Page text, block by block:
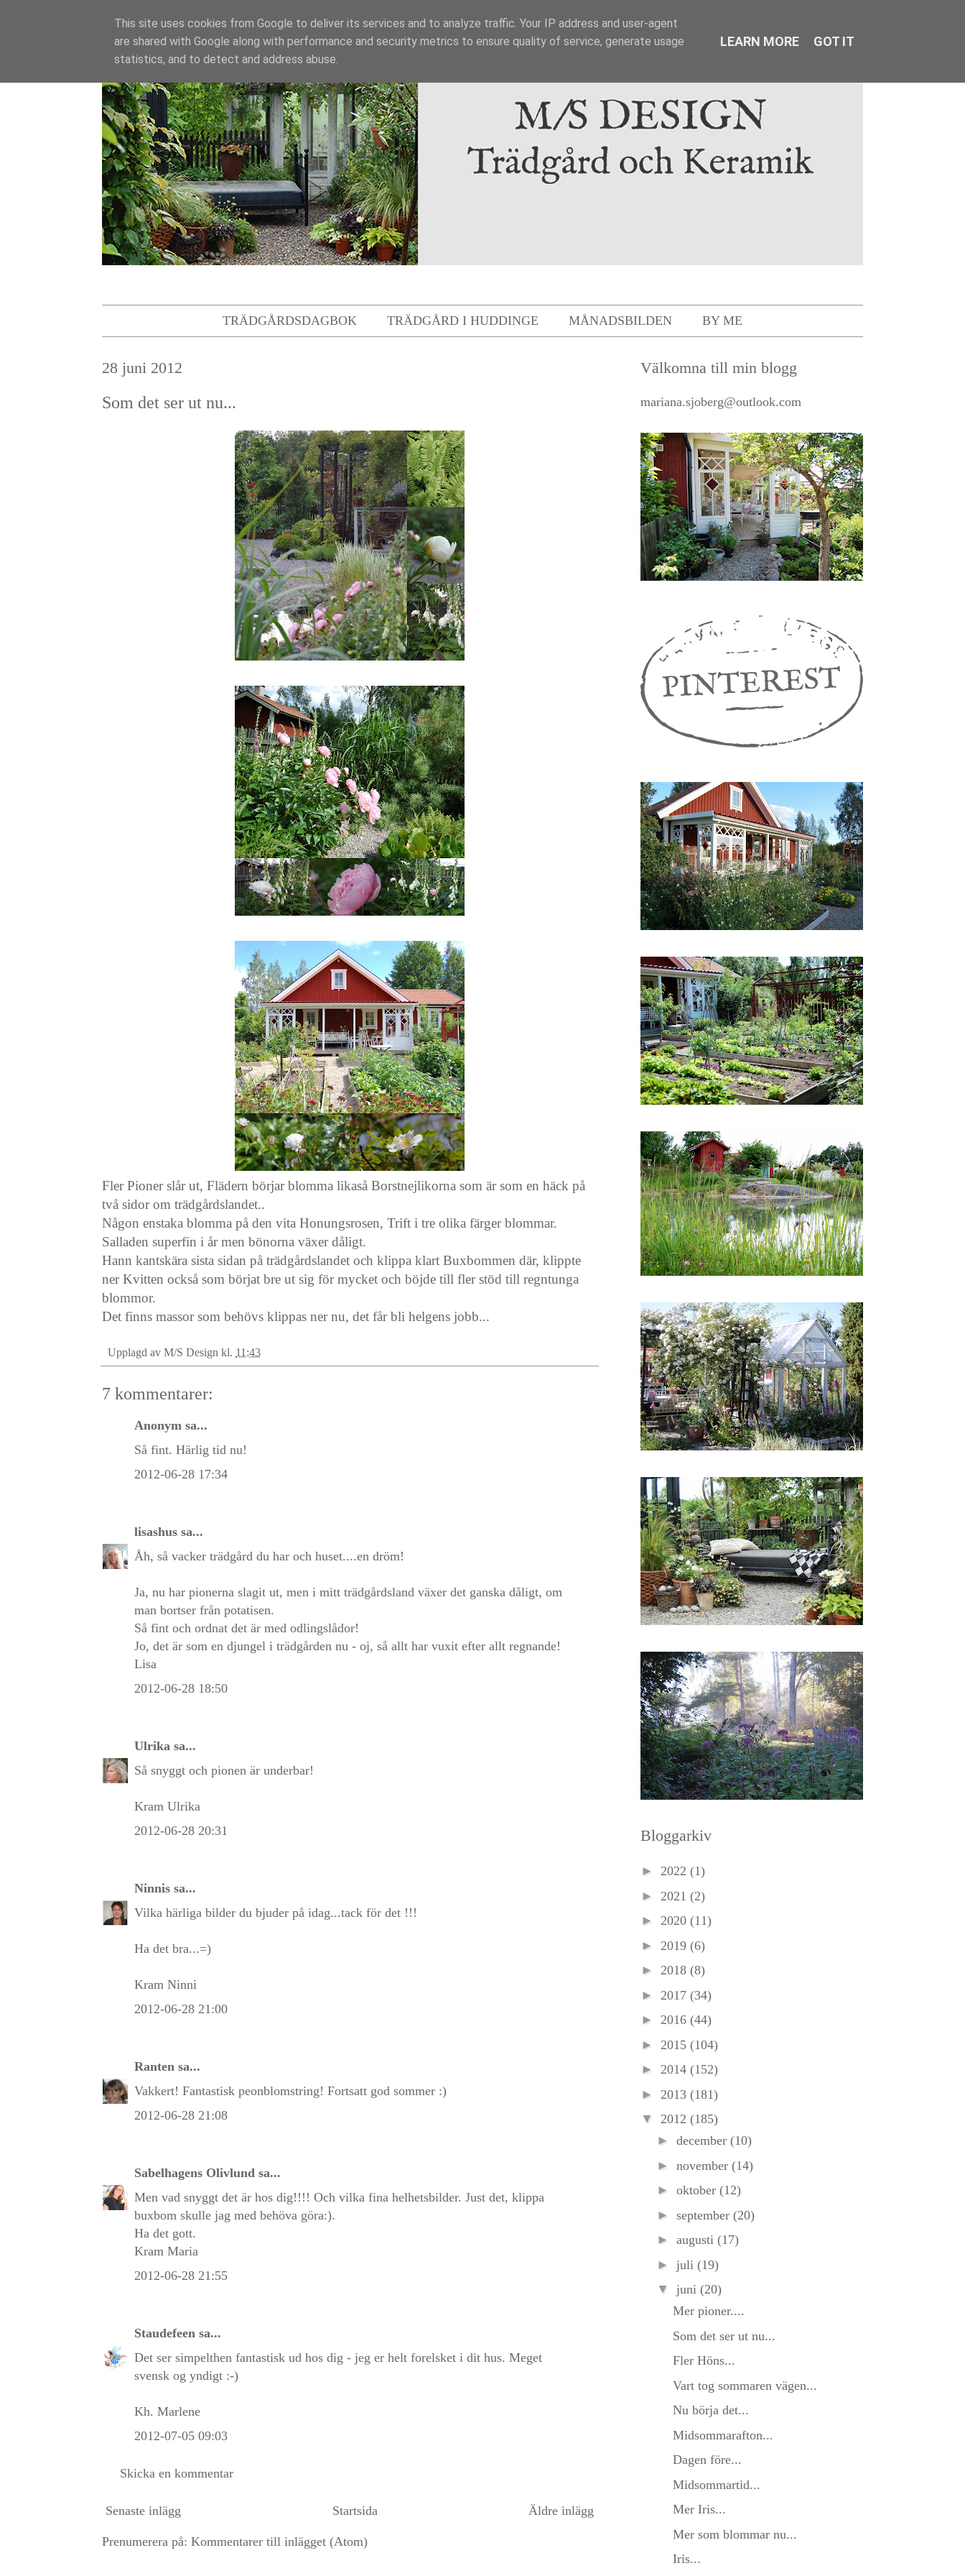
TRÄDGÅRDSDAGBOK TRÄDGÅRD I HUDDINGE MÅNADSBILDEN BY ME
28 juni 2012
Som det ser ut nu...
Fler Pioner slår ut, Flädern börjar blomma likaså Borstnejlikorna som är som en häck på
två sidor om trädgårdslandet..
Någon enstaka blomma på den vita Honungsrosen, Trift i tre olika färger blommar.
Salladen superfin i år men bönorna växer dåligt.
Hann kantskära sista sidan på trädgårdslandet och klippa klart Buxbommen där, klippte
ner Kvitten också som börjat bre ut sig för mycket och böjde till fler stöd till regntunga
blommor.
Det finns massor som behövs klippas ner nu, det får bli helgens jobb...
Upplagd av M/S Design kl. 11:43
7 kommentarer:
Anonym sa...
Så fint. Härlig tid nu!
2012-06-28 17:34
lisashus sa...
Åh, så vacker trädgård du har och huset....en dröm!
Ja, nu har pionerna slagit ut, men i mitt trädgårdsland växer det ganska dåligt, om
man bortser från potatisen.
Så fint och ordnat det är med odlingslådor!
Jo, det är som en djungel i trädgården nu - oj, så allt har vuxit efter allt regnande!
Lisa
2012-06-28 18:50
Ulrika sa...
Så snyggt och pionen är underbar!
Kram Ulrika
2012-06-28 20:31
Ninnis sa...
Vilka härliga bilder du bjuder på idag...tack för det !!!
Ha det bra...=)
Kram Ninni
2012-06-28 21:00
Ranten sa...
Vakkert! Fantastisk peonblomstring! Fortsatt god sommer :)
2012-06-28 21:08
Sabelhagens Olivlund sa...
Men vad snyggt det är hos dig!!!! Och vilka fina helhetsbilder. Just det, klippa
buxbom skulle jag med behöva göra:).
Ha det gott.
Kram Maria
2012-06-28 21:55
Staudefeen sa...
Det ser simpelthen fantastisk ud hos dig - jeg er helt forelsket i dit hus. Meget
svensk og yndigt :-)
Kh. Marlene
2012-07-05 09:03
Skicka en kommentar
Senaste inlägg Äldre inlägg
Startsida
Prenumerera på: Kommentarer till inlägget (Atom)
Välkomna till min blogg
mariana.sjoberg@outlook.com
Bloggarkiv
► 2022 (1)
► 2021 (2)
► 2020 (11)
► 2019 (6)
► 2018 (8)
► 2017 (34)
► 2016 (44)
► 2015 (104)
► 2014 (152)
► 2013 (181)
▼ 2012 (185)
► december (10)
► november (14)
► oktober (12)
► september (20)
► augusti (17)
► juli (19)
▼ juni (20)
Mer pioner....
Som det ser ut nu...
Fler Höns...
Vart tog sommaren vägen...
Nu börja det...
Midsommarafton...
Dagen före...
Midsommartid...
Mer Iris...
Mer som blommar nu...
Iris...
This site uses cookies from Google to deliver its services and to analyze traffic. Your IP address and user-agent
are shared with Google along with performance and security metrics to ensure quality of service, generate usage
statistics, and to detect and address abuse.
LEARN MORE GOT IT